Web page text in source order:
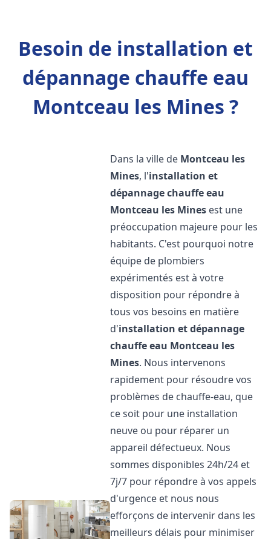
Besoin de installation et
dépannage chauffe eau
Montceau les Mines ?
Dans la ville de Montceau les
Mines, l'installation et
dépannage chauffe eau
Montceau les Mines est une
préoccupation majeure pour les
habitants. C'est pourquoi notre
équipe de plombiers
expérimentés est à votre
disposition pour répondre à
tous vos besoins en matière
d'installation et dépannage
chauffe eau Montceau les
Mines. Nous intervenons
rapidement pour résoudre vos
problèmes de chauffe-eau, que
ce soit pour une installation
neuve ou pour réparer un
appareil défectueux. Nous
sommes disponibles 24h/24 et
7j/7 pour répondre à vos appels
d'urgence et nous nous
efforçons de intervenir dans les
meilleurs délais pour minimiser